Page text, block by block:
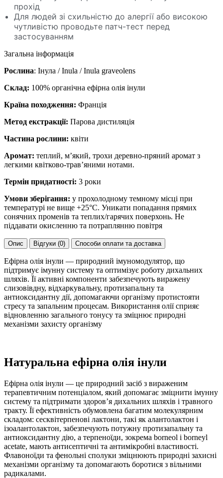
прохід
Для людей зі схильністю до алергії або високою
чутливістю проводьте патч-тест перед
застосуванням
Загальна інформація
Рослина: Інула / Inula / Inula graveolens
Склад: 100% органічна ефірна олія інули
Країна походження: Франція
Метод екстракції: Парова дистиляція
Частина рослини: квіти
Аромат: теплий, м’який, трохи деревно-пряний аромат з
легкими квітково-трав’яними нотами.
Термін придатності: 3 роки
Умови зберігання: у прохолодному темному місці при
температурі не вище +25°C. Уникати попадання прямих
сонячних променів та теплих/гарячих поверхонь. Не
піддавати окисленню та потраплянню повітря
Опис Відгуки (0) Способи оплати та доставка
Ефірна олія інули — природний імуномодулятор, що
підтримує імунну систему та оптимізує роботу дихальних
шляхів. Її активні компоненти забезпечують виражену
слизовівдну, відхаркувальну, протизапальну та
антиоксидантну дії, допомагаючи організму протистояти
стресу та запальним процесам. Використання олії сприяє
відновленню загального тонусу та зміцнює природні
механізми захисту організму
Натуральна ефірна олія інули
Ефірна олія інули — це природний засіб з вираженим
терапевтичним потенціалом, який допомагає зміцнити імунну
систему та підтримати здоров’я дихальних шляхів і травного
тракту. Її ефективність обумовлена багатим молекулярним
складом: сесквітерпенові лактони, такі як алантолактон і
ізоалантолактон, забезпечують потужну протизапальну та
антиоксидантну дію, а терпеноїди, зокрема borneol і borneyl
acetate, мають антисептичні та антимікробні властивості.
Флавоноїди та фенольні сполуки зміцнюють природні захисні
механізми організму та допомагають боротися з вільними
радикалами.